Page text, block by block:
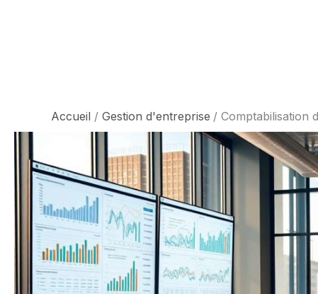
Accueil Gestion d'entreprise Comptabilisation